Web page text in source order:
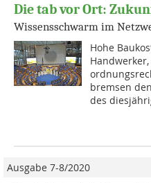
Die tab vor Ort:
Wissensschwarm im
Hohe
bremsen
des
Ausgabe 7-8/2020